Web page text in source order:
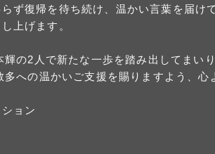
ず復帰を待ち続け、温かい言葉を届
上げます。
の2人で新たな一歩を踏み出してまいり
への温かいご支援を賜りますよう、心
ョン